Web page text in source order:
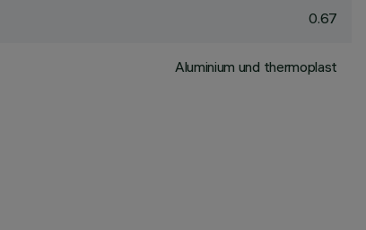
0.67
Aluminium und thermoplast